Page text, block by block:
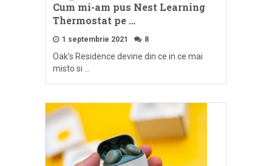
Cum mi-am pus Nest Learning
Thermostat pe …
1 septembrie 2021 8
Oak’s Residence devine din ce in ce mai
misto si …